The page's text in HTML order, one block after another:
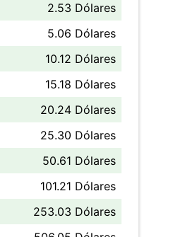
2.53 Dólares
5.06 Dólares
10.12 Dólares
15.18 Dólares
20.24 Dólares
25.30 Dólares
50.61 Dólares
101.21 Dólares
253.03 Dólares